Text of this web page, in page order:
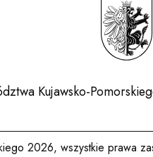
Kujawsko-
2026, wszystkie prawa